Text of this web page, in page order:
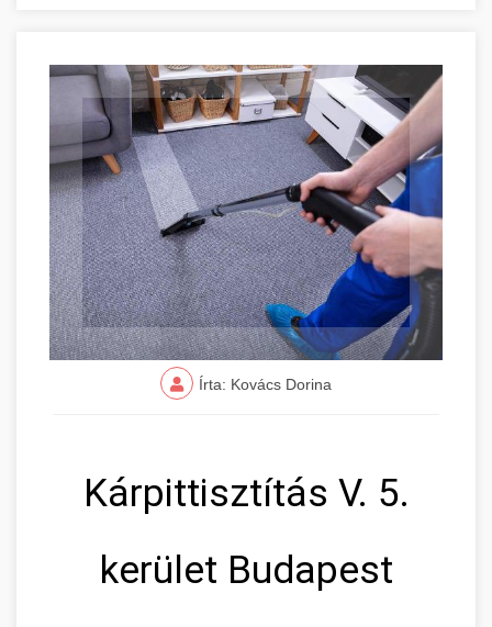
Írta: Kovács Dorina
Kárpittisztítás V. 5.
kerület Budapest